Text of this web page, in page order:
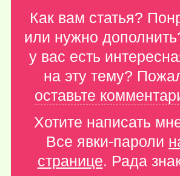
Как вам статья?
или нужно
у вас есть
на эту тему?
оставьте
Хотите написать
Все явки-пароли
странице. Рада